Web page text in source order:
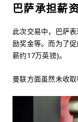
巴萨承担薪
此次交易中，巴萨
励奖金等。而为了
薪约17万英镑)。
曼联方面虽然未收